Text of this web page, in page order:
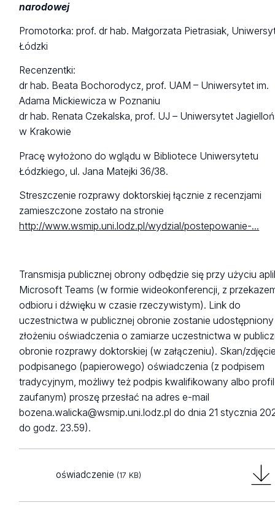
narodowej
Promotorka: prof. dr hab. Małgorzata Pietrasiak,
Łódzki
Recenzentki:
dr hab. Beata Bochorodycz, prof. UAM – Uniwersytet im.
Adama Mickiewicza w Poznaniu
dr hab. Renata Czekalska, prof. UJ– Uniwersytet
w Krakowie
Pracę wyłożono do wglądu w Bibliotece Uniwersytetu
Łódzkiego, ul. Jana Matejki 36/38.
Streszczenie rozprawy doktorskiej łącznie z recenzjami
zamieszczone zostało na stronie
http://www.wsmip.uni.lodz.pl/wydzial/postepowanie-...
Transmisja publicznej obrony odbędzie się przy użyciu
Microsoft Teams (w formie wideokonferencji, z
odbioru i dźwięku w czasie rzeczywistym). Link do
uczestnictwa w publicznej obronie zostanie
złożeniu oświadczenia o zamiarze uczestnictwa w
obronie rozprawy doktorskiej (w załączeniu). Skan/
podpisanego (papierowego) oświadczenia (z podpisem
tradycyjnym, możliwy też podpis kwalifikowany albo
zaufanym) proszę przesłać na adres e-mail
bozena.walicka@wsmip.uni.lodz.pl do dnia 21 stycznia
do godz. 23.59).
oświadczenie (17 KB)